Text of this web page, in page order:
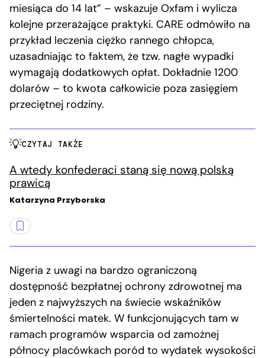
miesiąca do 14 lat” – wskazuje Oxfam i wylicza
kolejne przerażające praktyki. CARE odmówiło na
przykład leczenia ciężko rannego chłopca,
uzasadniając to faktem, że tzw. nagłe wypadki
wymagają dodatkowych opłat. Dokładnie 1200
dolarów – to kwota całkowicie poza zasięgiem
przeciętnej rodziny.
CZYTAJ TAKŻE
A wtedy konfederaci staną się nową polską
prawicą
Katarzyna Przyborska
Nigeria z uwagi na bardzo ograniczoną
dostępność bezpłatnej ochrony zdrowotnej ma
jeden z najwyższych na świecie wskaźników
śmiertelności matek. W funkcjonujących tam w
ramach programów wsparcia od zamożnej
północy placówkach poród to wydatek wysokości